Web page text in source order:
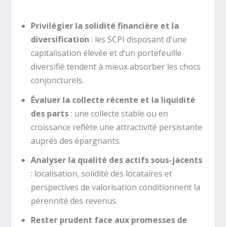
Privilégier la solidité financière et la
diversification : les SCPI disposant d’une
capitalisation élevée et d’un portefeuille
diversifié tendent à mieux absorber les chocs
conjoncturels.
Évaluer la collecte récente et la liquidité
des parts: une collecte stable ou en
croissance reflète une attractivité persistante
auprès des épargnants.
Analyser la qualité des actifs sous-jacents
: localisation, solidité des locataires et
perspectives de valorisation conditionnent la
pérennité des revenus.
Rester prudent face aux promesses de